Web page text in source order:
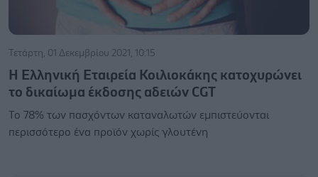
Τετάρτη, 01 Δεκεμβρίου 2021, 10:15
Η Ελληνική Εταιρεία Κοιλιοκάκης κατοχυρώνει
το δικαίωμα έκδοσης αδειών CGT
Το 78% των πασχόντων καταναλωτών εμπιστεύονται
περισσότερο ένα προϊόν χωρίς γλουτένη